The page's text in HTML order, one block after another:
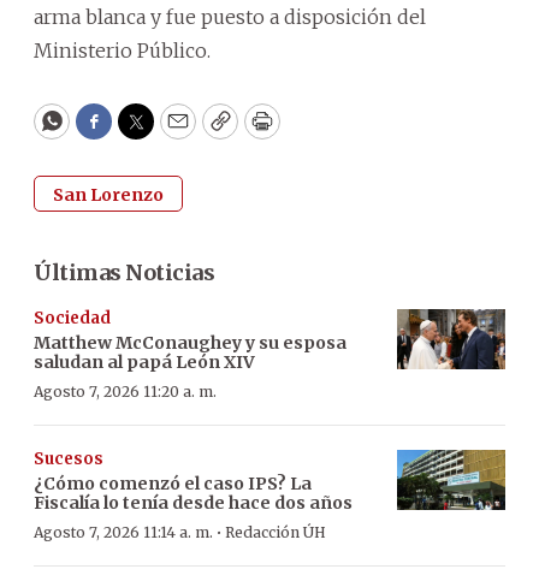
arma blanca y fue puesto a disposición del
Ministerio Público.
WhatsApp
Facebook
Twitter
EmailCopyPrint
San Lorenzo
Últimas Noticias
Sociedad
Matthew McConaughey y su esposa
saludan al papá León XIV
Agosto 7, 2026 11:20 a. m.
Sucesos
¿Cómo comenzó el caso IPS? La
Fiscalía lo tenía desde hace dos años
Agosto 7, 2026 11:14 a. m. · Redacción ÚH